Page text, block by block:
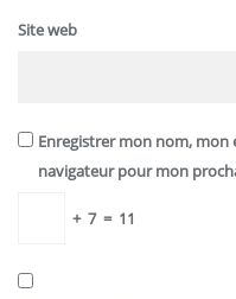
Site web
Enregistrer mon nom, mon
navigateur pour mon
+ 7 = 11